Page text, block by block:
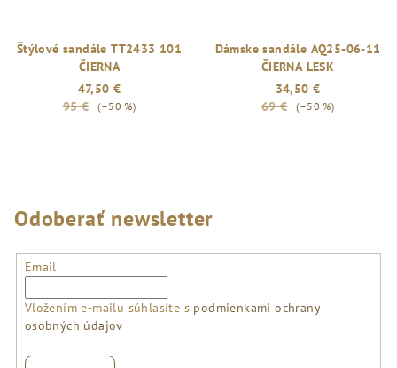
Štýlové sandále TT2433 101
ČIERNA
47,50 €
95 €
(–50 %)
Dámske sandále AQ25-06-11
ČIERNA LESK
34,50 €
69 €
(–50 %)
Odoberať newsletter
Email
Vložením e-mailu súhlasíte s podmienkami ochrany
osobných údajov